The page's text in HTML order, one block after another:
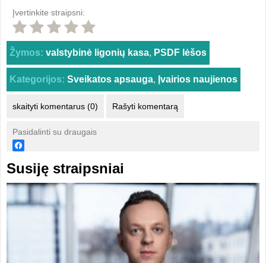
Įvertinkite straipsni:
Žymos: valstybinė ligonių kasa, PSDF lėšos
Kategorijos: Sveikatos apsauga, Įvairios naujienos
skaityti komentarus (0) Rašyti komentarą
Pasidalinti su draugais
Susiję straipsniai